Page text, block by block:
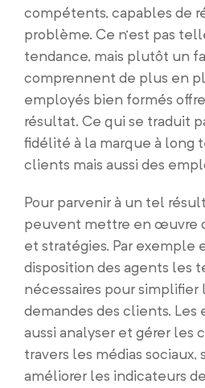
compétents, capables de
problème. Ce n’est pas
tendance, mais plutôt un
comprennent de plus en
employés bien formés
résultat. Ce qui se traduit
fidélité à la marque à long
clients mais aussi des
Pour parvenir à un tel
peuvent mettre en œuvre
et stratégies. Par exemple
disposition des agents les
nécessaires pour
demandes des clients.
aussi analyser et gérer les
travers les médias
améliorer les indicateurs